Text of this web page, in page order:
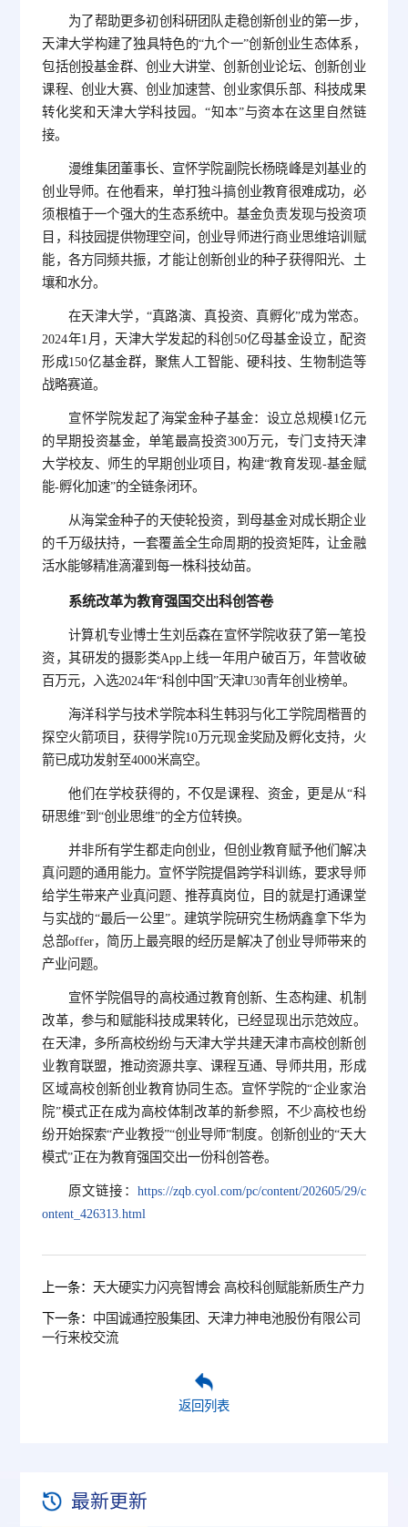
为了帮助更多初创科研团队走稳创新创业的第一步，
天津大学构建了独具特色的“九个一”创新创业生态体系，
包括创投基金群、创业大讲堂、创新创业论坛、创新创业
课程、创业大赛、创业加速营、创业家俱乐部、科技成果
转化奖和天津大学科技园。“知本”与资本在这里自然链
接。
漫维集团董事长、宣怀学院副院长杨晓峰是刘基业的
创业导师。在他看来，单打独斗搞创业教育很难成功，必
须根植于一个强大的生态系统中。基金负责发现与投资项
目，科技园提供物理空间，创业导师进行商业思维培训赋
能，各方同频共振，才能让创新创业的种子获得阳光、土
壤和水分。
在天津大学，“真路演、真投资、真孵化”成为常态。
2024年1月，天津大学发起的科创50亿母基金设立，配资
形成150亿基金群，聚焦人工智能、硬科技、生物制造等
战略赛道。
宣怀学院发起了海棠金种子基金：设立总规模1亿元
的早期投资基金，单笔最高投资300万元，专门支持天津
大学校友、师生的早期创业项目，构建“教育发现-基金赋
能-孵化加速”的全链条闭环。
从海棠金种子的天使轮投资，到母基金对成长期企业
的千万级扶持，一套覆盖全生命周期的投资矩阵，让金融
活水能够精准滴灌到每一株科技幼苗。
系统改革为教育强国交出科创答卷
计算机专业博士生刘岳森在宣怀学院收获了第一笔投
资，其研发的摄影类App上线一年用户破百万，年营收破
百万元，入选2024年“科创中国”天津U30青年创业榜单。
海洋科学与技术学院本科生韩羽与化工学院周楷晋的
探空火箭项目，获得学院10万元现金奖励及孵化支持，火
箭已成功发射至4000米高空。
他们在学校获得的，不仅是课程、资金，更是从“科
研思维”到“创业思维”的全方位转换。
并非所有学生都走向创业，但创业教育赋予他们解决
真问题的通用能力。宣怀学院提倡跨学科训练，要求导师
给学生带来产业真问题、推荐真岗位，目的就是打通课堂
与实战的“最后一公里”。建筑学院研究生杨炳鑫拿下华为
总部offer，简历上最亮眼的经历是解决了创业导师带来的
产业问题。
宣怀学院倡导的高校通过教育创新、生态构建、机制
改革，参与和赋能科技成果转化，已经显现出示范效应。
在天津，多所高校纷纷与天津大学共建天津市高校创新创
业教育联盟，推动资源共享、课程互通、导师共用，形成
区域高校创新创业教育协同生态。宣怀学院的“企业家治
院”模式正在成为高校体制改革的新参照，不少高校也纷
纷开始探索“产业教授”“创业导师”制度。创新创业的“天大
模式”正在为教育强国交出一份科创答卷。
原文链接： https://zqb.cyol.com/pc/content/202605/29/c
ontent_426313.html
上一条： 天大硬实力闪亮智博会 高校科创赋能新质生产力
下一条： 中国诚通控股集团、天津力神电池股份有限公司
一行来校交流
返回列表
最新更新